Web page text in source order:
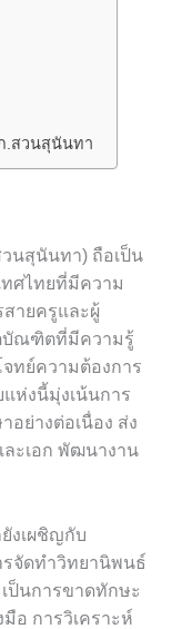
.สวนสุนันทา
นสุนันทา) ถือเป็น
ศไทยที่มีความ
ายครูและผู้
บัณฑิตที่มีความรู้
ทย์ความต้องการ
ห่งนี้มุ่งเน้นการ
อย่างต่อเนื่อง ส่ง
ะเอก พัฒนางาน
งเผชิญกับ
จัดทำวิทยานิพนธ์
ป็นการขาดทักษะ
อ การวิเคราะห์